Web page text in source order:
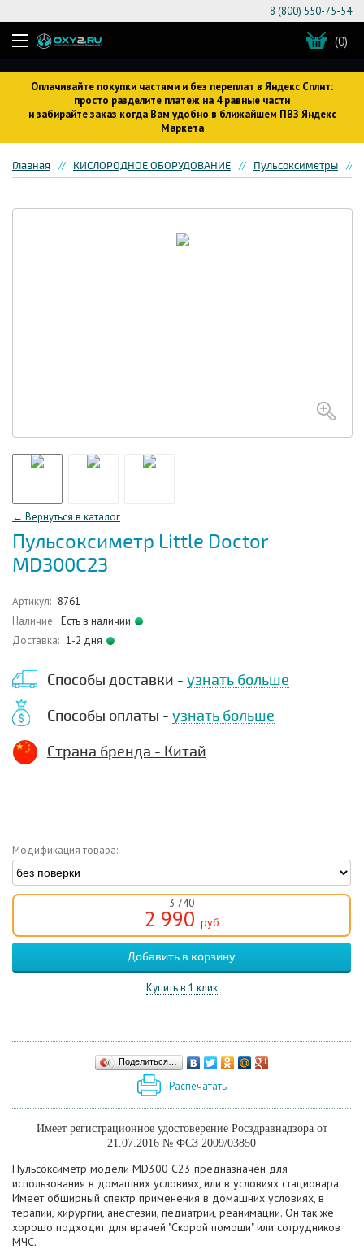
Оплачивайте покупки частями и без переплат в Яндекс Сплит:
просто разделите платеж на 4 равные части
и забирайте заказ когда Вам удобно в ближайшем ПВЗ Яндекс
Маркета
8 (800) 550-75-54
(0)
Главная КИСЛОРОДНОЕ ОБОРУДОВАНИЕ Пульсоксиметры
← Вернуться в каталог
Пульсоксиметр Little Doctor
MD300C23
Артикул: 8761
Наличие: Есть в наличии
Доставка: 1-2 дня
Способы доставки - узнать больше
Способы оплаты - узнать больше
Страна бренда - Китай
Модификация товара:
3 740
2 990 руб
Купить в 1 клик
Поделиться…
Распечатать
Имеет регистрационное удостоверение Росздравнадзора от
21.07.2016 № ФСЗ 2009/03850
Пульсоксиметр модели MD300 C23 предназначен для
использования в домашних условиях, или в условиях стационара.
Имеет обширный спектр применения в домашних условиях, в
терапии, хирургии, анестезии, педиатрии, реанимации. Он так же
хорошо подходит для врачей "Скорой помощи" или сотрудников
МЧС.